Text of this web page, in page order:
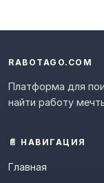
RABOTAGO.COM
Платформа для
найти работу
📄 НАВИГАЦИЯ
Главная